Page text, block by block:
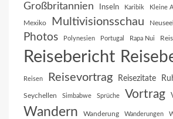
Großbritannien Inseln Karibik Kleine
Mexiko Multivisionsschau
Photos Polynesien Portugal Rapa Nui
Reisebericht
Reisen Reisevortrag Reisezitate
Seychellen Simbabwe Sprüche Vortrag
Wandern Wanderung Wanderungen